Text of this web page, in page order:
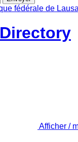
Afficher /